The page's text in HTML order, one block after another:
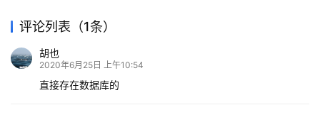
评论列表（1条）
胡也
2020年6月25日 上午10:54
直接存在数据库的